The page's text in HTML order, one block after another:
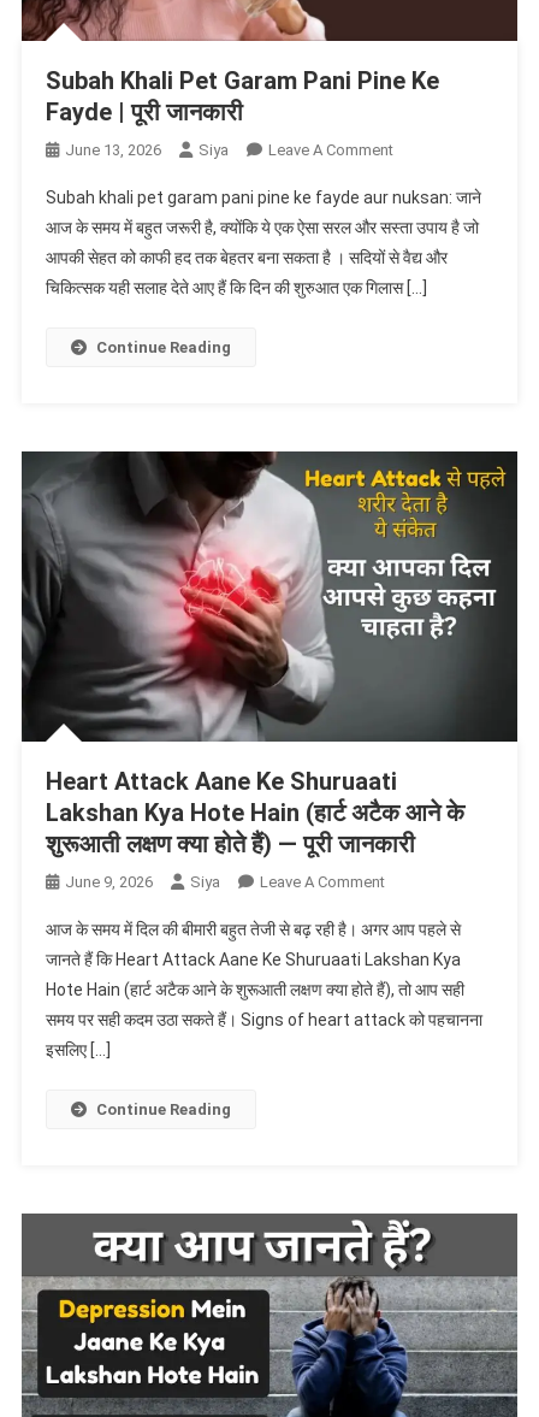
Subah Khali Pet Garam Pani Pine Ke
Fayde | पूरी जानकारी
June 13, 2026 Siya Leave A CommentOn
Khali
Pet
Garam
Pani
जानकारी
Subah khali pet garam pani pine ke fayde aur nuksan: जाने
आज के समय में बहुत जरूरी है, क्योंकि ये एक ऐसा सरल और सस्ता उपाय है जो
आपकी सेहत को काफी हद तक बेहतर बना सकता है । सदियों से वैद्य और
चिकित्सक यही सलाह देते आए हैं कि दिन की शुरुआत एक गिलास […]
Continue Reading
Heart Attack Aane Ke Shuruaati
Lakshan Kya Hote Hain (हार्ट अटैक आने के
शुरूआती लक्षण क्या होते हैं) — पूरी जानकारी
June 9, 2026 Siya Leave A CommentOn
Attack
Aane
Ke
Shuruaati
आने
के
शुरूआती
लक्षण
क्या
होते
हैं)
—
आज के समय में दिल की बीमारी बहुत तेजी से बढ़ रही है। अगर आप पहले से
जानते हैं कि Heart Attack Aane Ke Shuruaati Lakshan Kya
Hote Hain (हार्ट अटैक आने के शुरूआती लक्षण क्या होते हैं), तो आप सही
समय पर सही कदम उठा सकते हैं। Signs of heart attack को पहचानना
इसलिए […]
Continue Reading